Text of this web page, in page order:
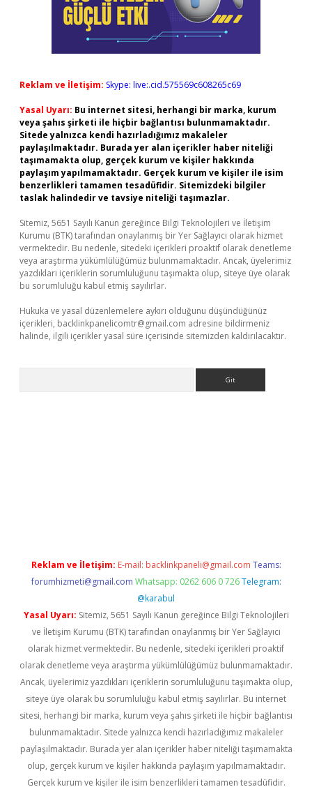
Reklam ve İletişim: Skype: live:.cid.575569c608265c69
Yasal Uyarı: Bu internet sitesi, herhangi bir marka, kurum
veya şahıs şirketi ile hiçbir bağlantısı bulunmamaktadır.
Sitede yalnızca kendi hazırladığımız makaleler
paylaşılmaktadır. Burada yer alan içerikler haber niteliği
taşımamakta olup, gerçek kurum ve kişiler hakkında
paylaşım yapılmamaktadır. Gerçek kurum ve kişiler ile isim
benzerlikleri tamamen tesadüfidir. Sitemizdeki bilgiler
taslak halindedir ve tavsiye niteliği taşımazlar.
Sitemiz, 5651 Sayılı Kanun gereğince Bilgi Teknolojileri ve İletişim
Kurumu (BTK) tarafından onaylanmış bir Yer Sağlayıcı olarak hizmet
vermektedir. Bu nedenle, sitedeki içerikleri proaktif olarak denetleme
veya araştırma yükümlülüğümüz bulunmamaktadır. Ancak, üyelerimiz
yazdıkları içeriklerin sorumluluğunu taşımakta olup, siteye üye olarak
bu sorumluluğu kabul etmiş sayılırlar.
Hukuka ve yasal düzenlemelere aykırı olduğunu düşündüğünüz
içerikleri, backlinkpanelicomtr@gmail.com adresine bildirmeniz
halinde, ilgili içerikler yasal süre içerisinde sitemizden kaldırılacaktır.
Reklam ve İletişim: E-mail: backlinkpaneli@gmail.com Teams:
forumhizmeti@gmail.com Whatsapp: 0262 606 0 726 Telegram:
@karabul
Yasal Uyarı: Sitemiz, 5651 Sayılı Kanun gereğince Bilgi Teknolojileri
ve İletişim Kurumu (BTK) tarafından onaylanmış bir Yer Sağlayıcı
olarak hizmet vermektedir. Bu nedenle, sitedeki içerikleri proaktif
olarak denetleme veya araştırma yükümlülüğümüz bulunmamaktadır.
Ancak, üyelerimiz yazdıkları içeriklerin sorumluluğunu taşımakta olup,
siteye üye olarak bu sorumluluğu kabul etmiş sayılırlar. Bu internet
sitesi, herhangi bir marka, kurum veya şahıs şirketi ile hiçbir bağlantısı
bulunmamaktadır. Sitede yalnızca kendi hazırladığımız makaleler
paylaşılmaktadır. Burada yer alan içerikler haber niteliği taşımamakta
olup, gerçek kurum ve kişiler hakkında paylaşım yapılmamaktadır.
Gerçek kurum ve kişiler ile isim benzerlikleri tamamen tesadüfidir.